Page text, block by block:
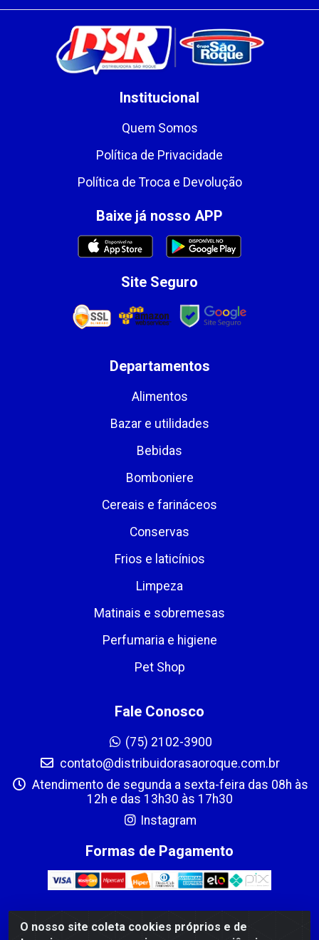
O nosso site coleta cookies próprios e de
Institucional
Quem Somos
Política de Privacidade
Política de Troca e Devolução
Baixe já nosso APP
Site Seguro
Departamentos
Alimentos
Bazar e utilidades
Bebidas
Bomboniere
Cereais e farináceos
Conservas
Frios e laticínios
Limpeza
Matinais e sobremesas
Perfumaria e higiene
Pet Shop
Fale Conosco
(75) 2102-3900
contato@distribuidorasaoroque.com.br
Atendimento de segunda a sexta-feira das 08h às
12h e das 13h30 às 17h30
Instagram
Formas de Pagamento
DIST DE PROD ALIM SÃO ROQUE LTDA - AVENIDA PROBAHIA,